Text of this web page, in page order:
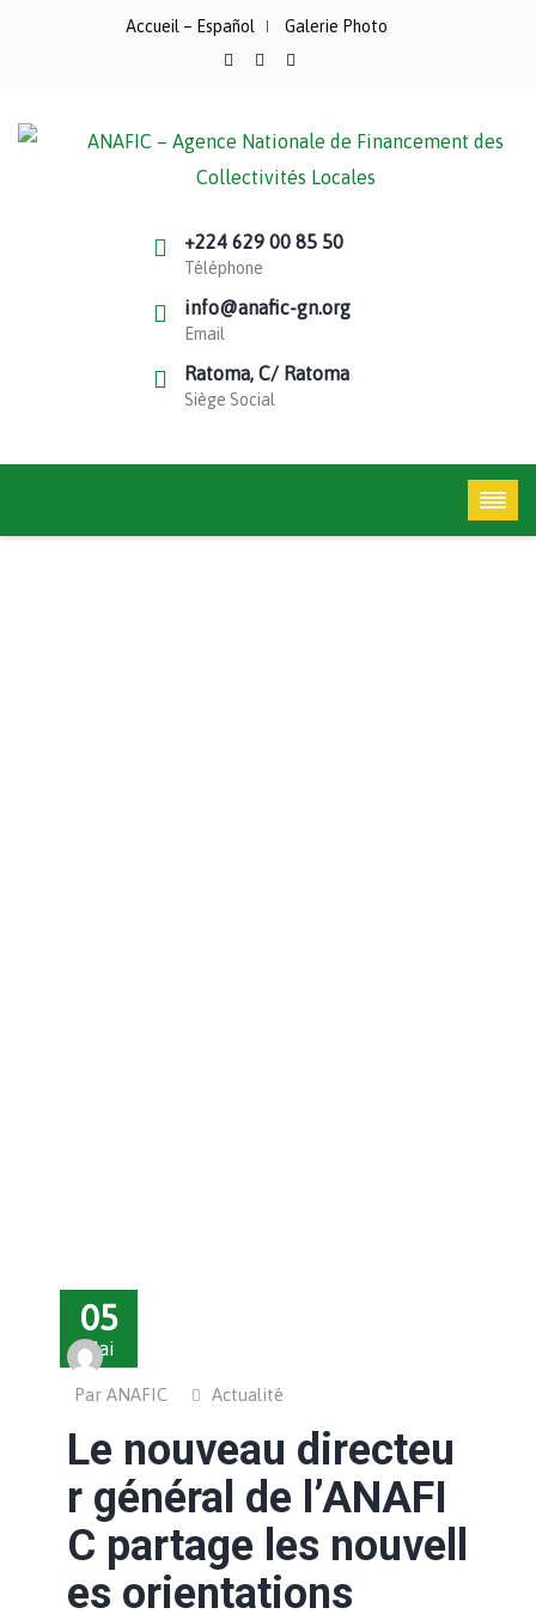
Accueil – Español Galerie Photo
+224 629 00 85 50
Téléphone
info@anafic-gn.org
Email
Ratoma, C/ Ratoma
Siège Social
05
Mai
Par ANAFIC Actualité
Le nouveau directeu
r général de l’ANAFI
C partage les nouvell
es orientations